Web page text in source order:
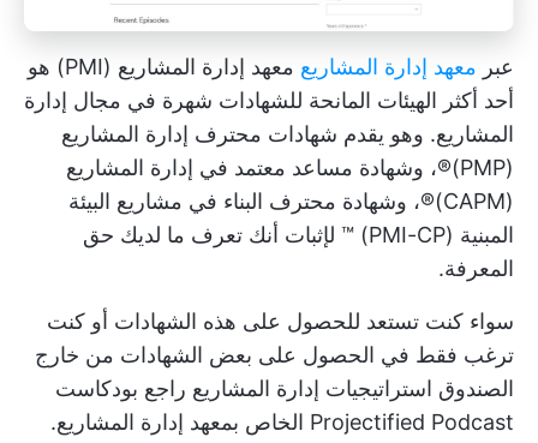
عبر معهد إدارة المشاريع
معهد إدارة المشاريع (PMI) هو
أحد أكثر الهيئات المانحة للشهادات شهرة في مجال إدارة
المشاريع. وهو يقدم شهادات محترف إدارة المشاريع
(PMP)®، وشهادة مساعد معتمد في إدارة المشاريع
(CAPM)®، وشهادة محترف البناء في مشاريع البيئة
المبنية (PMI-CP) ™ لإثبات أنك تعرف ما لديك حق
المعرفة.
سواء كنت تستعد للحصول على هذه الشهادات أو كنت
ترغب فقط في الحصول على بعض الشهادات من خارج
الصندوق استراتيجيات إدارة المشاريع راجع بودكاست
Projectified Podcast الخاص بمعهد إدارة المشاريع.